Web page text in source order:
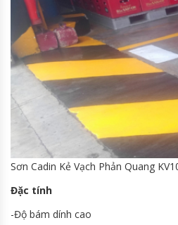
Sơn Cadin Kẻ Vạch Phản Quang
Đặc tính
-Độ bám dính cao